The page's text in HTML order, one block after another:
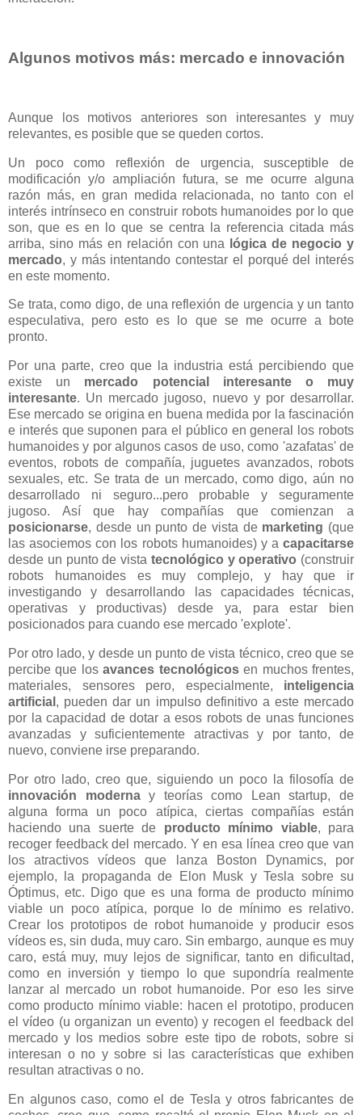
Algunos motivos más: mercado e innovación
Aunque los motivos anteriores son interesantes y muy
relevantes, es posible que se queden cortos.
Un poco como reflexión de urgencia, susceptible de
modificación y/o ampliación futura, se me ocurre alguna
razón más, en gran medida relacionada, no tanto con el
interés intrínseco en construir robots humanoides por lo que
son, que es en lo que se centra la referencia citada más
arriba, sino más en relación con una
lógica de negocio y
mercado, y más intentando contestar el porqué del interés
en este momento.
Se trata, como digo, de una reflexión de urgencia y un tanto
especulativa, pero esto es lo que se me ocurre a bote
pronto.
Por una parte, creo que la industria está percibiendo que
existe un mercado potencial interesante o muy
interesante. Un mercado jugoso, nuevo y por desarrollar.
Ese mercado se origina en buena medida por la fascinación
e interés que suponen para el público en general los robots
humanoides y por algunos casos de uso, como 'azafatas' de
eventos, robots de compañía, juguetes avanzados, robots
sexuales, etc. Se trata de un mercado, como digo, aún no
desarrollado ni seguro...pero probable y seguramente
jugoso. Así que hay compañías que comienzan a
posicionarse, desde un punto de vista de marketing (que
las asociemos con los robots humanoides) y a capacitarse
desde un punto de vista tecnológico y operativo (construir
robots humanoides es muy complejo, y hay que ir
investigando y desarrollando las capacidades técnicas,
operativas y productivas) desde ya, para estar bien
posicionados para cuando ese mercado 'explote'.
Por otro lado, y desde un punto de vista técnico, creo que se
percibe que losavances tecnológicosen muchos frentes,
materiales, sensores pero, especialmente, inteligencia
artificial , pueden dar un impulso definitivo a este mercado
por la capacidad de dotar a esos robots de unas funciones
avanzadas y suficientemente atractivas y por tanto, de
nuevo, conviene irse preparando.
Por otro lado, creo que, siguiendo un poco la filosofía de
innovación modernay teorías como Lean startup, de
alguna forma un poco atípica, ciertas compañías están
haciendo una suerte de producto mínimo viable, para
recoger feedback del mercado. Y en esa línea creo que van
los atractivos vídeos que lanza Boston Dynamics, por
ejemplo, la propaganda de Elon Musk y Tesla sobre su
Óptimus, etc. Digo que es una forma de producto mínimo
viable un poco atípica, porque lo de mínimo es relativo.
Crear los prototipos de robot humanoide y producir esos
vídeos es, sin duda, muy caro. Sin embargo, aunque es muy
caro, está muy, muy lejos de significar, tanto en dificultad,
como en inversión y tiempo lo que supondría realmente
lanzar al mercado un robot humanoide. Por eso les sirve
como producto mínimo viable: hacen el prototipo, producen
el vídeo (u organizan un evento) y recogen el feedback del
mercado y los medios sobre este tipo de robots, sobre si
interesan o no y sobre si las características que exhiben
resultan atractivas o no.
En algunos caso, como el de Tesla y otros fabricantes de